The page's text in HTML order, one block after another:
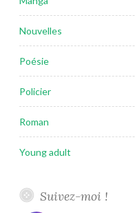
Nouvelles
Poésie
Policier
Roman
Young adult
Suivez-moi !